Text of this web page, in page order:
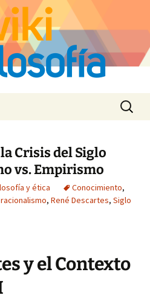
Buscar:
Crisis del Siglo
vs. Empirismo
y ética Conocimiento,
racionalismo, René Descartes, Siglo
y el Contexto